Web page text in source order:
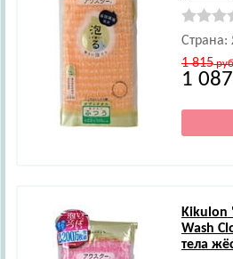
Страна:
1 815
1 087
Kikulon
Wash
тела